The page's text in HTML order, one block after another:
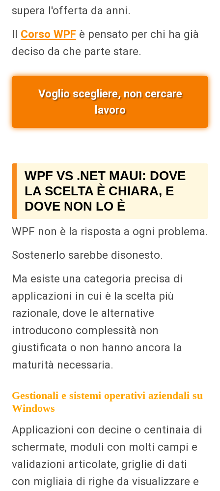
supera l'offerta da anni.
Il Corso WPF è pensato per chi ha già
deciso da che parte stare.
Voglio scegliere, non cercare
lavoro
WPF VS .NET MAUI: DOVE
LA SCELTA È CHIARA, E
DOVE NON LO È
WPF non è la risposta a ogni problema.
Sostenerlo sarebbe disonesto.
Ma esiste una categoria precisa di
applicazioni in cui è la scelta più
razionale, dove le alternative
introducono complessità non
giustificata o non hanno ancora la
maturità necessaria.
Gestionali e sistemi operativi aziendali su
Windows
Applicazioni con decine o centinaia di
schermate, moduli con molti campi e
validazioni articolate, griglie di dati
con migliaia di righe da visualizzare e